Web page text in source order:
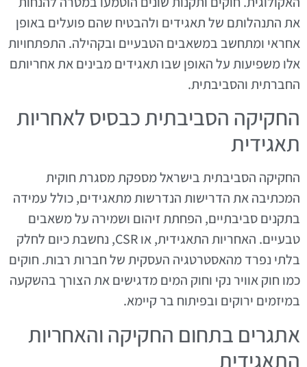
את התנהלותם של תאגידים ולהבטיח שהם פועלים באופן
אחראי ומתחשב במשאבים הטבעיים ובקהילה. התפתחויות
אלו משפיעות על האופן שבו תאגידים מבינים את אחריותם
החברתית והסביבתית.
החקיקה הסביבתית כבסיס לאחריות
תאגידית
החקיקה הסביבתית בישראל מספקת מסגרת חוקית
המכתיבה את הדרישות הנדרשות מתאגידים, כולל עמידה
בתקנים סביבתיים, הפחתת זיהום ושמירה על משאבים
טבעיים. האחריות התאגידית, או CSR, נחשבת כיום לחלק
בלתי נפרד מהאסטרטגיה העסקית של חברות רבות. חוקים
כמו חוק אוויר נקי וחוק המים מדגישים את הצורך בהשקעה
במיזמים ירוקים ובפיתוח בר קיימא.
אתגרים בתחום החקיקה והאחריות
התאגידית